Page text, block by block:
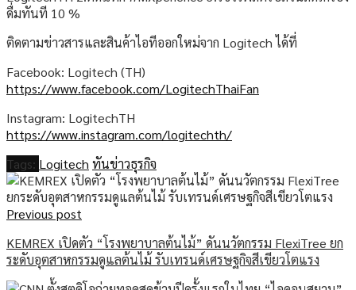
ดื่มทันที 10 %
ติดตามข่าวสารและสินค้าไอทีออกใหม่จาก Logitech ได้ที่
Facebook: Logitech (TH)
https://www.facebook.com/LogitechThaiFan
Instagram: LogitechTH
https://www.instagram.com/logitechth/
Tags: Logitech ทันข่าวธุรกิจ
Previous post
KEMREX เปิดตัว “โรงพยาบาลต้นไม้” ดันนวัตกรรม FlexiTree ยก
ระดับอุตสาหกรรมดูแลต้นไม้ รับเทรนด์เศรษฐกิจสีเขียวโตแรง